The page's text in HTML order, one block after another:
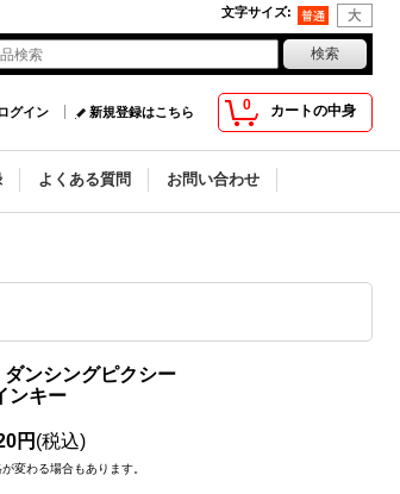
文字サイズ:
0 カートの中身
ログイン 新規登録はこちら
よくある質問 お問い合わせ
ンシングピクシー
ンキー
円 (税込)
変わる場合もあります。